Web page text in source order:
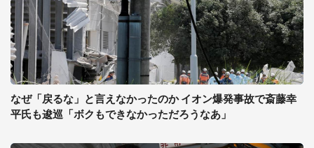
なぜ「戻るな」と言えなかったのか イオン爆発事故で斎藤幸
平氏も逡巡「ボクもできなかっただろうなあ」